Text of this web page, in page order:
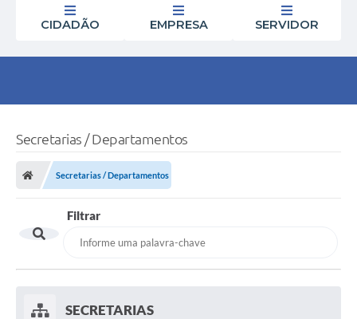
CIDADÃO EMPRESA SERVIDOR
Secretarias / Departamentos
Secretarias / Departamentos
Filtrar
SECRETARIAS